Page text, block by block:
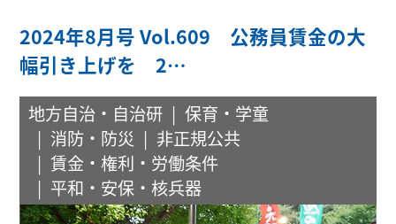
2024年8月号 Vol.609 公務員賃金の大
幅引き上げを 2…
地方自治・自治研
保育・学童
消防・防災
非正規公共
賃金・権利・労働条件
平和・安保・核兵器